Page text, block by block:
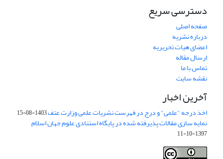
دسترسی سریع
صفحه اصلی
درباره نشریه
اعضای هیات تحریریه
ارسال مقاله
تماس با ما
نقشه سایت
آخرین اخبار
اخذ درجه "علمی" و درج در فهرست نشریات علمی وزارت عتف1403-08-15
نمایه سازی مقالات پذیرفته شده در پایگاه استنادی علوم جهان اسلام
1397-10-11